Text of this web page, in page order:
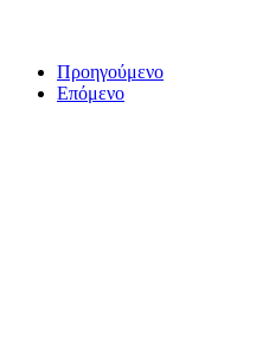
Προηγούμενο
Επόμενο